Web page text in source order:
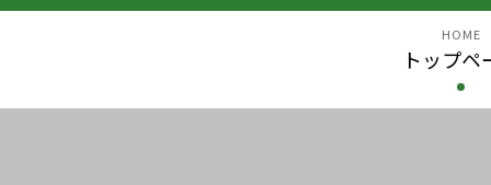
HOME
トップペ